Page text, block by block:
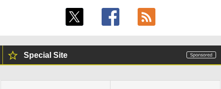
Special Site